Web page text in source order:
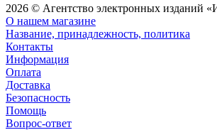
2026 © Агентство электронных изданий
О нашем магазине
Название, принадлежность, политика
Контакты
Информация
Оплата
Доставка
Безопасность
Помощь
Вопрос-ответ